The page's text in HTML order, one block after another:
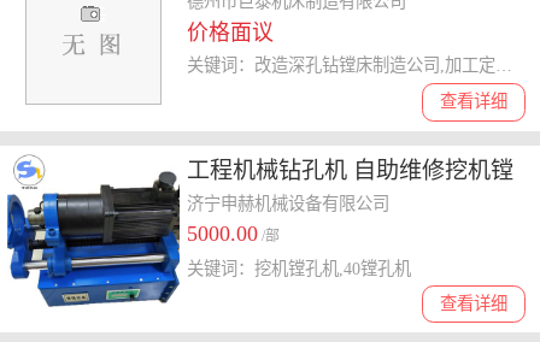
价格面议
查看详细
工程机械钻孔机 自助维修挖机镗
焊机 内孔修复设备镗孔机
济宁申赫机械设备有限公司
5000.00 /部
查看详细
关键词：挖机镗孔机,40镗孔机